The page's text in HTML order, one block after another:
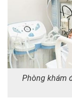
Phòng khám